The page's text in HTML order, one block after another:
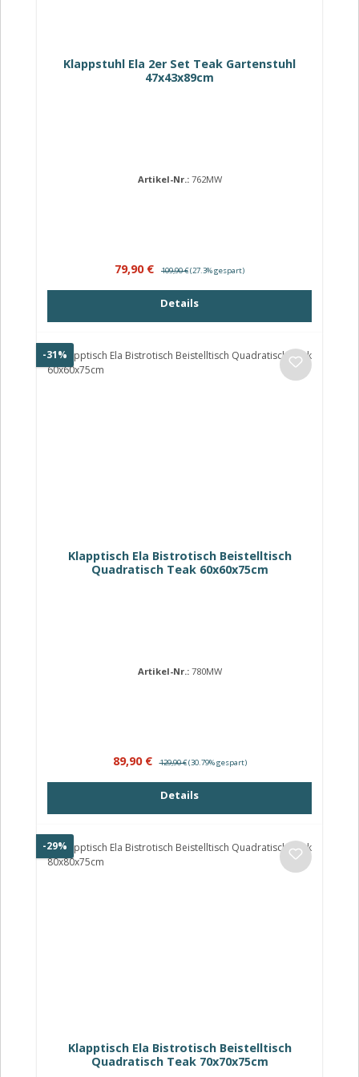
Klappstuhl Ela 2er Set Teak Gartenstuhl
47x43x89cm
Artikel-Nr.: 762MW
Verkaufspreis:
79,90 € Regulärer Preis:
109,90 €(27.3% gespart)
Details
-31% Rabatt
Klapptisch Ela Bistrotisch Beistelltisch
Quadratisch Teak 60x60x75cm
Artikel-Nr.: 780MW
Verkaufspreis:
89,90 € Regulärer Preis:
129,90 €(30.79% gespart)
Details
-29% Rabatt
Klapptisch Ela Bistrotisch Beistelltisch
Quadratisch Teak 70x70x75cm